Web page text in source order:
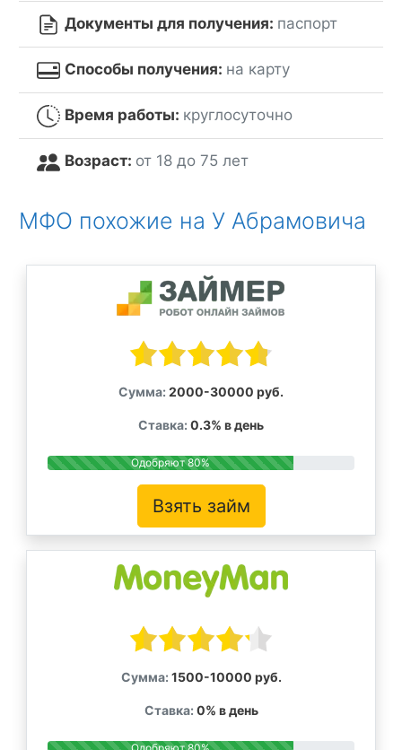
Документы для получения: паспорт
Способы получения: на карту
Время работы: круглосуточно
Возраст: от 18 до 75 лет
МФО похожие на У Абрамовича
Сумма: 2000-30000 руб.
Ставка: 0.3% в день
Одобряют 80%
Взять займ
Сумма: 1500-10000 руб.
Ставка: 0% в день